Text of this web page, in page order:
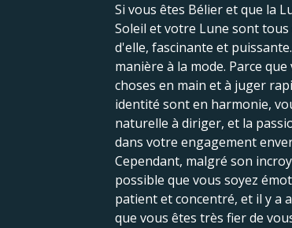
Si vous êtes Bélier et que la
Soleil et votre Lune sont
d'elle, fascinante et
manière à la mode. Parce
choses en main et à juger
identité sont en harmonie,
naturelle à diriger, et la
dans votre engagement
Cependant, malgré son
possible que vous soyez
patient et concentré, et il y a
que vous êtes très fier de